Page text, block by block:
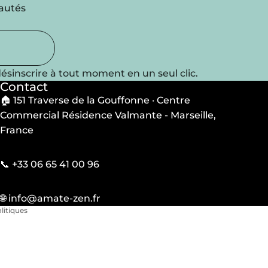
à tout moment en un seul clic.
Contact
🏠 151 Traverse de la Gouffonne · Centre
Commercial Résidence Valmante - Marseille,
France
📞 +33 06 65 41 00 96
🌐info@amate-zen.fr